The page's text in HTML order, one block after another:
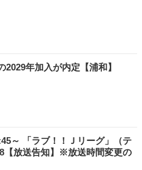
2029年加入が内定【浦和】
～ 「ラブ！！Ｊリーグ」（テ
【放送告知】※放送時間変更の